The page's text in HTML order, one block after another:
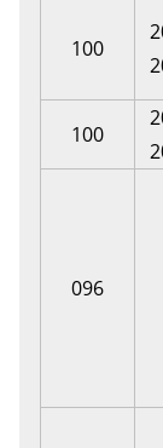
100
100
096